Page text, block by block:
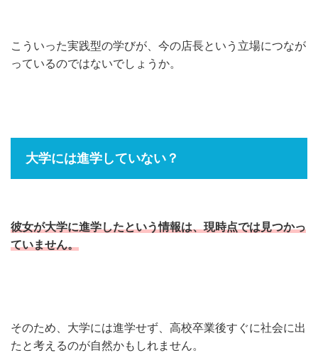
こういった実践型の学びが、今の店長という立場につなが
っているのではないでしょうか。
大学には進学していない？
彼女が大学に進学したという情報は、現時点では見つかっ
ていません。
そのため、大学には進学せず、高校卒業後すぐに社会に出
たと考えるのが自然かもしれません。